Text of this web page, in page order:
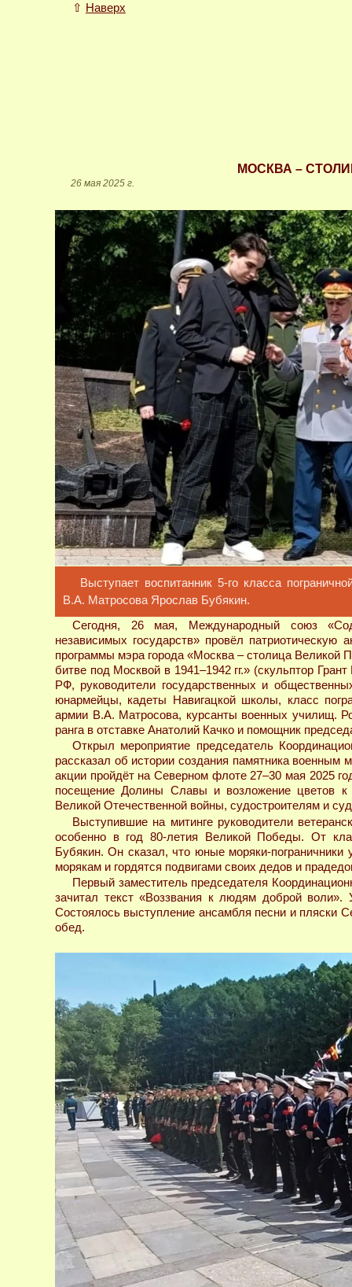
⇧ Наверх
МОСКВА –
26 мая 2025 г.
Выступает воспитанник 5-го класса
В.А. Матросова Ярослав Бубякин.
Сегодня, 26 мая, Международный союз
независимых государств» провёл
программы мэра города «Москва – столица Великой
битве под Москвой в 1941–1942 гг.» (скульптор
РФ, руководители государственных и
юнармейцы, кадеты Навигацкой школы, класс
армии В.А. Матросова, курсанты военных училищ.
ранга в отставке Анатолий Качко и помощник
Открыл мероприятие председатель
рассказал об истории создания памятника военным
акции пройдёт на Северном флоте 27–30 мая 2025
посещение Долины Славы и возложение цветов к
Великой Отечественной войны, судостроителям и
Выступившие на митинге руководители
особенно в год 80-летия Великой Победы. От
Бубякин. Он сказал, что юные моряки-
морякам и гордятся подвигами своих дедов и
Первый заместитель председателя
зачитал текст «Воззвания к людям доброй
Состоялось выступление ансамбля песни и пляски
обед.